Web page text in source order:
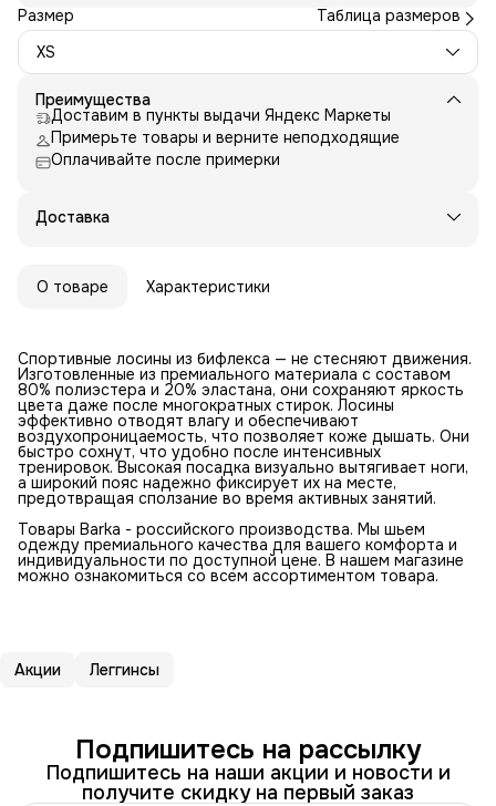
Размер
Таблица размеров
XS
Преимущества
Доставим в пункты выдачи Яндекс Маркеты
Примерьте товары и верните неподходящие
Оплачивайте после примерки
Доставка
О товаре Характеристики
Спортивные лосины из бифлекса — не стесняют движения.
Изготовленные из премиального материала с составом
80% полиэстера и 20% эластана, они сохраняют яркость
цвета даже после многократных стирок. Лосины
эффективно отводят влагу и обеспечивают
воздухопроницаемость, что позволяет коже дышать. Они
быстро сохнут, что удобно после интенсивных
тренировок. Высокая посадка визуально вытягивает ноги,
а широкий пояс надежно фиксирует их на месте,
предотвращая сползание во время активных занятий.
Товары Barka - российского производства. Мы шьем
одежду премиального качества для вашего комфорта и
индивидуальности по доступной цене. В нашем магазине
можно ознакомиться со всем ассортиментом товара.
Акции Леггинсы
Подпишитесь на рассылку
Подпишитесь на наши акции и новости и
получите скидку на первый заказ